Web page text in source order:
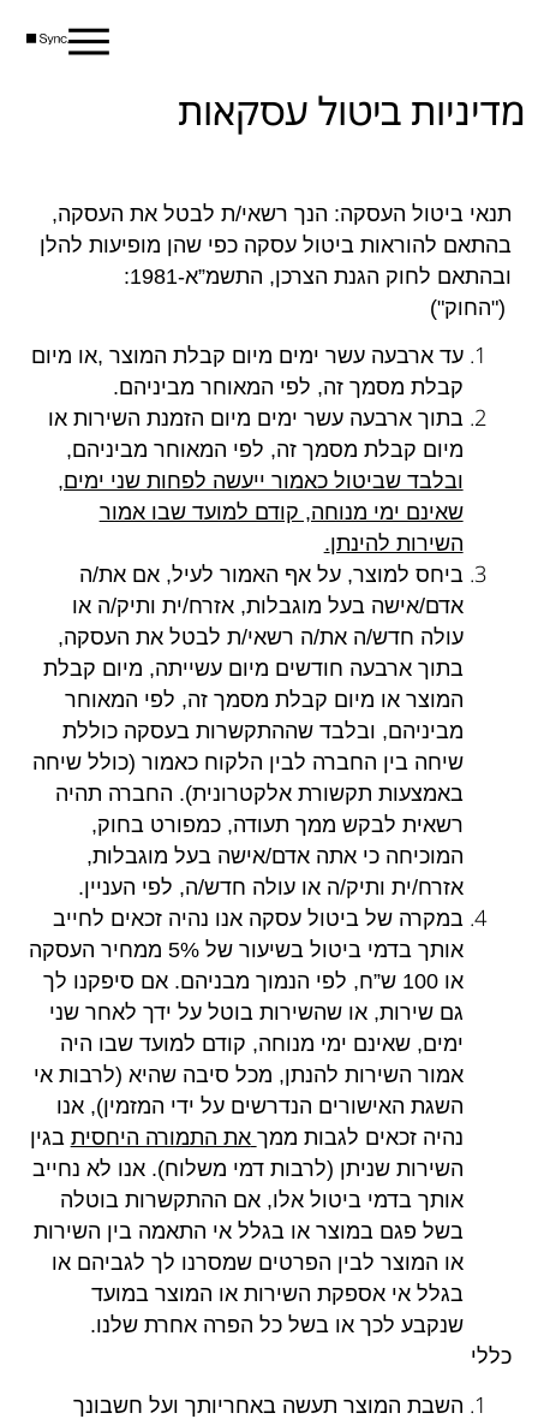
מדיניות ביטול עסקאות
תנאי ביטול העסקה: הנך רשאי/ת לבטל את העסקה,
בהתאם להוראות ביטול עסקה כפי שהן מופיעות להלן
ובהתאם לחוק הגנת הצרכן, התשמ”א-1981
:
("החוק")
עד ארבעה עשר ימים מיום קבלת המוצר ,או מיום
קבלת מסמך זה, לפי המאוחר מביניהם.
בתוך ארבעה עשר ימים מיום הזמנת השירות או
מיום קבלת מסמך זה, לפי המאוחר מביניהם,
ובלבד שביטול כאמור ייעשה לפחות שני ימים,
שאינם ימי מנוחה, קודם למועד שבו אמור
השירות להינתן.
ביחס למוצר, על אף האמור לעיל, אם את/ה
אדם/אישה בעל מוגבלות, אזרח/ית ותיק/ה או
עולה חדש/ה את/ה רשאי/ת לבטל את העסקה,
בתוך ארבעה חודשים מיום עשייתה, מיום קבלת
המוצר או מיום קבלת מסמך זה, לפי המאוחר
מביניהם, ובלבד שההתקשרות בעסקה כוללת
שיחה בין החברה לבין הלקוח כאמור (כולל שיחה
באמצעות תקשורת אלקטרונית). החברה תהיה
רשאית לבקש ממך תעודה, כמפורט בחוק,
המוכיחה כי אתה אדם/אישה בעל מוגבלות,
אזרח/ית ותיק/ה או עולה חדש/ה, לפי העניין.
במקרה של ביטול עסקה אנו נהיה זכאים לחייב
אותך בדמי ביטול בשיעור של 5% ממחיר העסקה
או 100 ש”ח, לפי הנמוך מבניהם. אם סיפקנו לך
גם שירות, או שהשירות בוטל על ידך לאחר שני
ימים, שאינם ימי מנוחה, קודם למועד שבו היה
אמור השירות להנתן, מכל סיבה שהיא (לרבות אי
השגת האישורים הנדרשים על ידי המזמין), אנו
נהיה זכאים לגבות ממך את התמורה היחסית בגין
השירות שניתן (לרבות דמי משלוח). אנו לא נחייב
אותך בדמי ביטול אלו, אם ההתקשרות בוטלה
בשל פגם במוצר או בגלל אי התאמה בין השירות
או המוצר לבין הפרטים שמסרנו לך לגביהם או
בגלל אי אספקת השירות או המוצר במועד
שנקבע לכך או בשל כל הפרה אחרת שלנו.
כללי
השבת המוצר תעשה באחריותך ועל חשבונך